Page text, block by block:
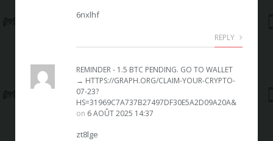
6nxlhf
REPLY
REMINDER - 1.5 BTC PENDING. GO TO WALLET
→ HTTPS://GRAPH.ORG/CLAIM-YOUR-CRYPTO-
07-23?
HS=31969C7A737B27497DF30E5A2D09A20A&
on 6 AOÛT 2025 14:37
zt8lge